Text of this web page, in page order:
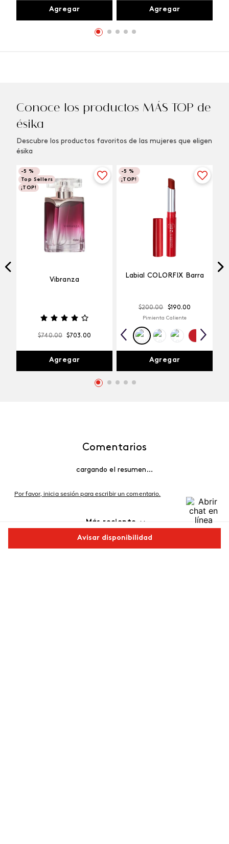
Avisar disponibilidad
Agregar Agregar
Conoce los productos MÁS TOP de
ésika
Descubre los productos favoritos de las mujeres que eligen
ésika
-5 %
Top Sellers
¡TOP!
Vibranza
$740.00 $703.00
Agregar
-5 %
¡TOP!
Labial COLORFIX Barra
$200.00 $190.00
Pimienta Caliente
Agregar
Comentarios
cargando el resumen…
Por favor, inicia sesión para escribir un comentario.
Más reciente
Cargando comentarios…